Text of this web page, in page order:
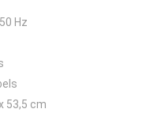
Hz
53,5 cm